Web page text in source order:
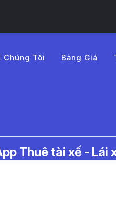
Chúng Tôi Bảng Giá
Thuê tài xế - Lái
Tài Xế Lái Xe